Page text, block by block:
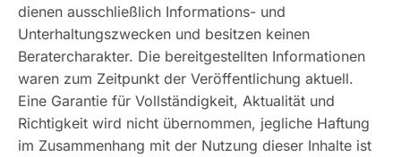
dienen ausschließlich Informations- und
Unterhaltungszwecken und besitzen keinen
Beratercharakter. Die bereitgestellten Informationen
waren zum Zeitpunkt der Veröffentlichung aktuell.
Eine Garantie für Vollständigkeit, Aktualität und
Richtigkeit wird nicht übernommen, jegliche Haftung
im Zusammenhang mit der Nutzung dieser Inhalte ist